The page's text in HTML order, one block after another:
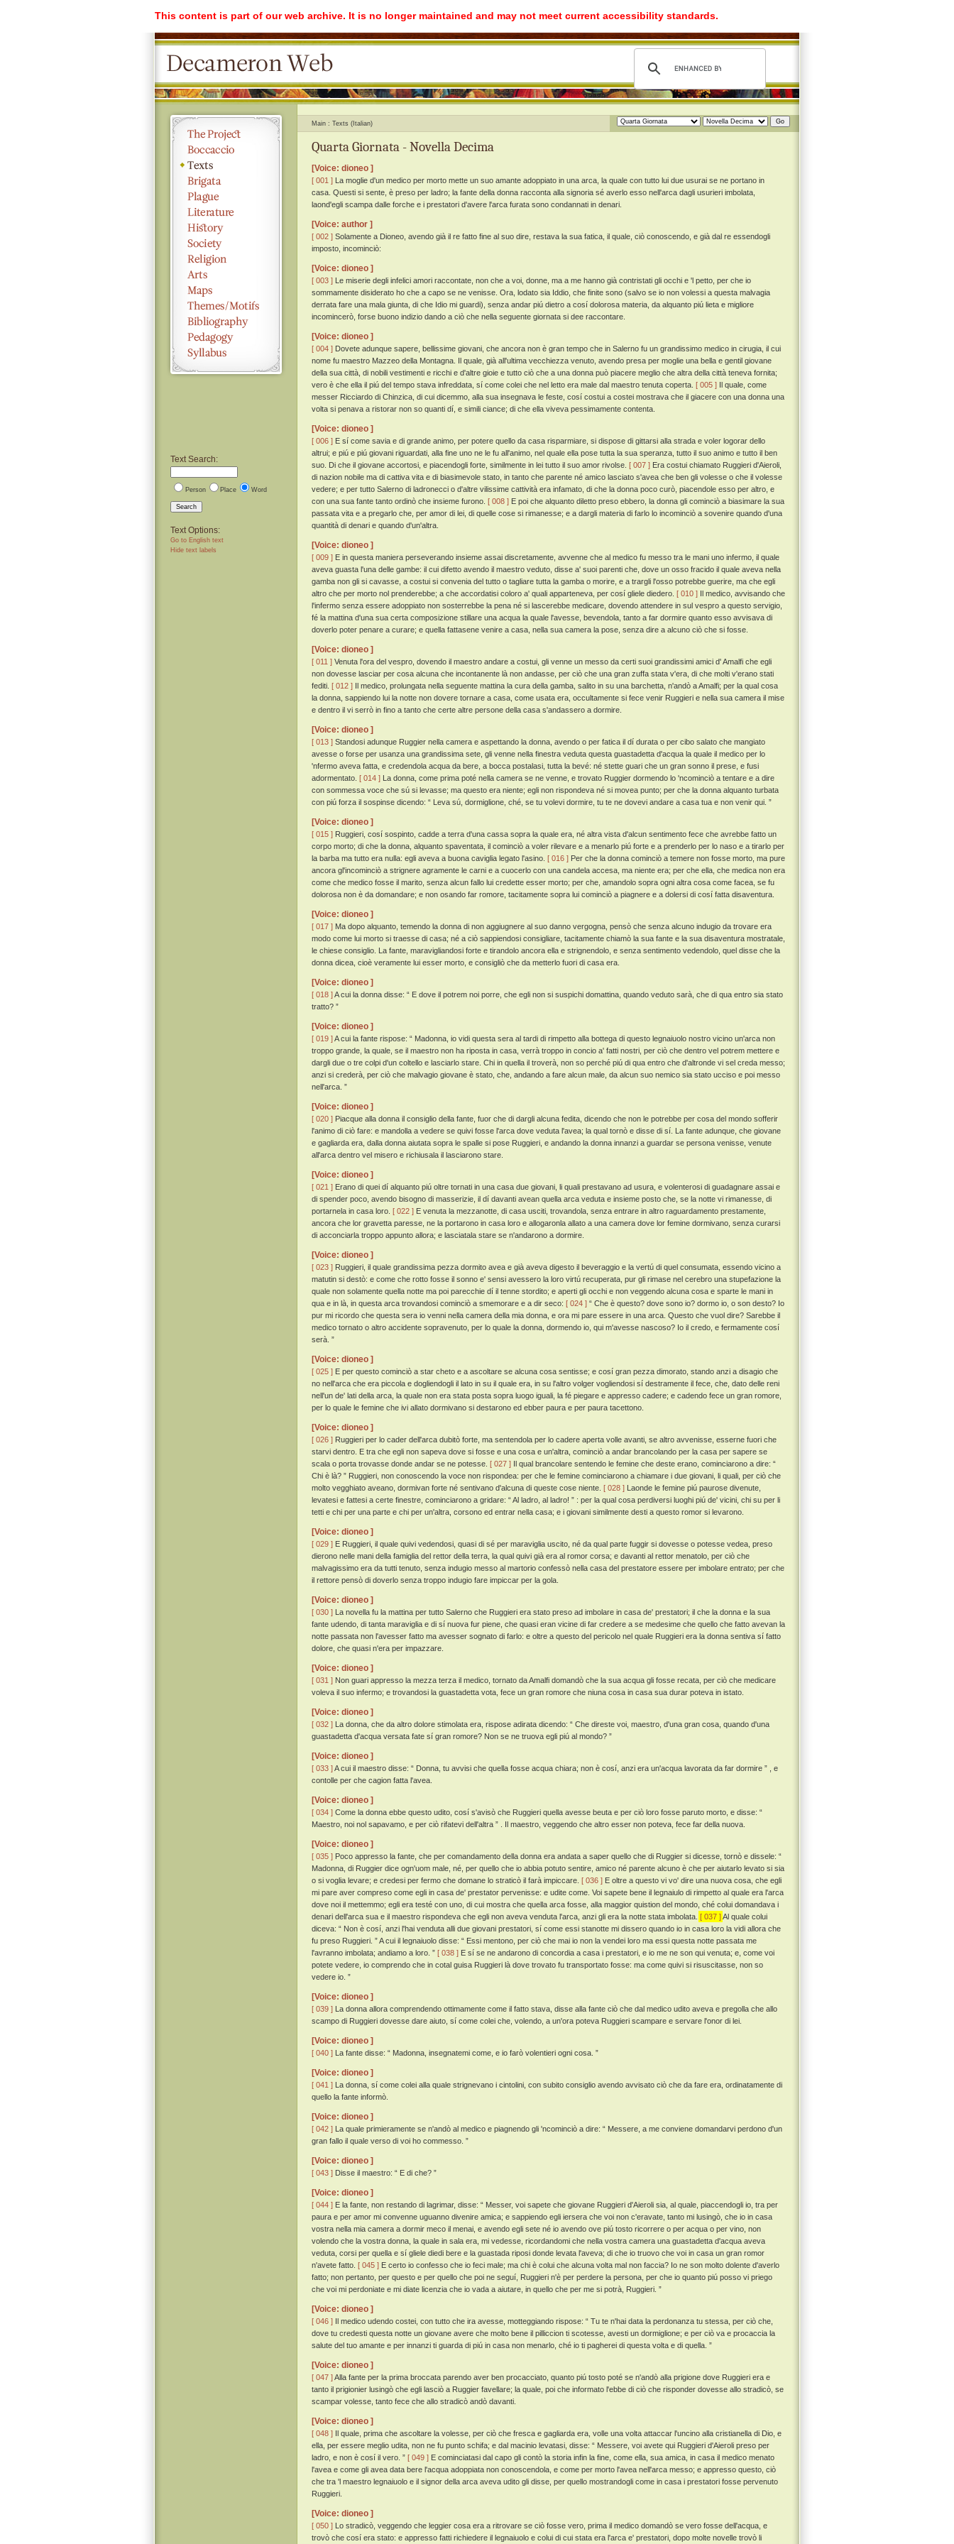
This content is part of our web archive. It is no longer maintained and may not meet current accessibility standards.
Text Search:
Person Place Word
Search
Text Options:
Go to English text
Hide text labels
Main Texts (Italian)
Quarta Giornata - Novella Decima
[Voice: dioneo ]
[ 001 ] La moglie d'un medico per morto mette un suo amante adoppiato in una arca, la quale con tutto lui due usurai se ne portano in
casa. Questi si sente, è preso per ladro; la fante della donna racconta alla signoria sé averlo esso nell'arca dagli usurieri imbolata,
laond'egli scampa dalle forche e i prestatori d'avere l'arca furata sono condannati in denari.
[Voice: author ]
[ 002 ] Solamente a Dioneo, avendo già il re fatto fine al suo dire, restava la sua fatica, il quale, ciò conoscendo, e già dal re essendogli
imposto, incominciò:
[Voice: dioneo ]
[ 003 ] Le miserie degli infelici amori raccontate, non che a voi, donne, ma a me hanno già contristati gli occhi e 'l petto, per che io
sommamente disiderato ho che a capo se ne venisse. Ora, lodato sia Iddio, che finite sono (salvo se io non volessi a questa malvagia
derrata fare una mala giunta, di che Idio mi guardi), senza andar piú dietro a cosí dolorosa materia, da alquanto piú lieta e migliore
incomincerò, forse buono indizio dando a ciò che nella seguente giornata si dee raccontare.
[Voice: dioneo ]
[ 004 ] Dovete adunque sapere, bellissime giovani, che ancora non è gran tempo che in Salerno fu un grandissimo medico in cirugia, il cui
nome fu maestro Mazzeo della Montagna. Il quale, già all'ultima vecchiezza venuto, avendo presa per moglie una bella e gentil giovane
della sua città, di nobili vestimenti e ricchi e d'altre gioie e tutto ciò che a una donna può piacere meglio che altra della città teneva fornita;
vero è che ella il piú del tempo stava infreddata, sí come colei che nel letto era male dal maestro tenuta coperta. [ 005 ] Il quale, come
messer Ricciardo di Chinzica, di cui dicemmo, alla sua insegnava le feste, cosí costui a costei mostrava che il giacere con una donna una
volta si penava a ristorar non so quanti dí, e simili ciance; di che ella viveva pessimamente contenta.
[Voice: dioneo ]
[ 006 ] E sí come savia e di grande animo, per potere quello da casa risparmiare, si dispose di gittarsi alla strada e voler logorar dello
altrui; e piú e piú giovani riguardati, alla fine uno ne le fu all'animo, nel quale ella pose tutta la sua speranza, tutto il suo animo e tutto il ben
suo. Di che il giovane accortosi, e piacendogli forte, similmente in lei tutto il suo amor rivolse. [ 007 ] Era costui chiamato Ruggieri d'Aieroli,
di nazion nobile ma di cattiva vita e di biasimevole stato, in tanto che parente né amico lasciato s'avea che ben gli volesse o che il volesse
vedere; e per tutto Salerno di ladronecci o d'altre vilissime cattività era infamato, di che la donna poco curò, piacendole esso per altro, e
con una sua fante tanto ordinò che insieme furono. [ 008 ] E poi che alquanto diletto preso ebbero, la donna gli cominciò a biasimare la sua
passata vita e a pregarlo che, per amor di lei, di quelle cose si rimanesse; e a dargli materia di farlo lo incominciò a sovenire quando d'una
quantità di denari e quando d'un'altra.
[Voice: dioneo ]
[ 009 ] E in questa maniera perseverando insieme assai discretamente, avvenne che al medico fu messo tra le mani uno infermo, il quale
aveva guasta l'una delle gambe: il cui difetto avendo il maestro veduto, disse a' suoi parenti che, dove un osso fracido il quale aveva nella
gamba non gli si cavasse, a costui si convenia del tutto o tagliare tutta la gamba o morire, e a trargli l'osso potrebbe guerire, ma che egli
altro che per morto nol prenderebbe; a che accordatisi coloro a' quali apparteneva, per cosí gliele diedero. [ 010 ] Il medico, avvisando che
l'infermo senza essere adoppiato non sosterrebbe la pena né si lascerebbe medicare, dovendo attendere in sul vespro a questo servigio,
fé la mattina d'una sua certa composizione stillare una acqua la quale l'avesse, bevendola, tanto a far dormire quanto esso avvisava di
doverlo poter penare a curare; e quella fattasene venire a casa, nella sua camera la pose, senza dire a alcuno ciò che si fosse.
[Voice: dioneo ]
[ 011 ] Venuta l'ora del vespro, dovendo il maestro andare a costui, gli venne un messo da certi suoi grandissimi amici d' Amalfi che egli
non dovesse lasciar per cosa alcuna che incontanente là non andasse, per ciò che una gran zuffa stata v'era, di che molti v'erano stati
fediti. [ 012 ] Il medico, prolungata nella seguente mattina la cura della gamba, salito in su una barchetta, n'andò a Amalfi; per la qual cosa
la donna, sappiendo lui la notte non dovere tornare a casa, come usata era, occultamente si fece venir Ruggieri e nella sua camera il mise
e dentro il vi serrò in fino a tanto che certe altre persone della casa s'andassero a dormire.
[Voice: dioneo ]
[ 013 ] Standosi adunque Ruggier nella camera e aspettando la donna, avendo o per fatica il dí durata o per cibo salato che mangiato
avesse o forse per usanza una grandissima sete, gli venne nella finestra veduta questa guastadetta d'acqua la quale il medico per lo
'nfermo aveva fatta, e credendola acqua da bere, a bocca postalasi, tutta la bevé: né stette guari che un gran sonno il prese, e fusi
adormentato. [ 014 ] La donna, come prima poté nella camera se ne venne, e trovato Ruggier dormendo lo 'ncominciò a tentare e a dire
con sommessa voce che sú si levasse; ma questo era niente; egli non rispondeva né si movea punto; per che la donna alquanto turbata
con piú forza il sospinse dicendo: “ Leva sú, dormiglione, ché, se tu volevi dormire, tu te ne dovevi andare a casa tua e non venir qui. ”
[Voice: dioneo ]
[ 015 ] Ruggieri, cosí sospinto, cadde a terra d'una cassa sopra la quale era, né altra vista d'alcun sentimento fece che avrebbe fatto un
corpo morto; di che la donna, alquanto spaventata, il cominciò a voler rilevare e a menarlo piú forte e a prenderlo per lo naso e a tirarlo per
la barba ma tutto era nulla: egli aveva a buona caviglia legato l'asino. [ 016 ] Per che la donna cominciò a temere non fosse morto, ma pure
ancora gl'incominciò a strignere agramente le carni e a cuocerlo con una candela accesa, ma niente era; per che ella, che medica non era
come che medico fosse il marito, senza alcun fallo lui credette esser morto; per che, amandolo sopra ogni altra cosa come facea, se fu
dolorosa non è da domandare; e non osando far romore, tacitamente sopra lui cominciò a piagnere e a dolersi di cosí fatta disaventura.
[Voice: dioneo ]
[ 017 ] Ma dopo alquanto, temendo la donna di non aggiugnere al suo danno vergogna, pensò che senza alcuno indugio da trovare era
modo come lui morto si traesse di casa; né a ciò sappiendosi consigliare, tacitamente chiamò la sua fante e la sua disaventura mostratale,
le chiese consiglio. La fante, maravigliandosi forte e tirandolo ancora ella e strignendolo, e senza sentimento vedendolo, quel disse che la
donna dicea, cioè veramente lui esser morto, e consigliò che da metterlo fuori di casa era.
[Voice: dioneo ]
[ 018 ]A cui la donna disse: “ E dove il potrem noi porre, che egli non si suspichi domattina, quando veduto sarà, che di qua entro sia stato
tratto? ”
[Voice: dioneo ]
[ 019 ]A cui la fante rispose: “ Madonna, io vidi questa sera al tardi di rimpetto alla bottega di questo legnaiuolo nostro vicino un'arca non
troppo grande, la quale, se il maestro non ha riposta in casa, verrà troppo in concio a' fatti nostri, per ciò che dentro vel potrem mettere e
dargli due o tre colpi d'un coltello e lasciarlo stare. Chi in quella il troverà, non so perché piú di qua entro che d'altronde vi sel creda messo;
anzi si crederà, per ciò che malvagio giovane è stato, che, andando a fare alcun male, da alcun suo nemico sia stato ucciso e poi messo
nell'arca. ”
[Voice: dioneo ]
[ 020 ] Piacque alla donna il consiglio della fante, fuor che di dargli alcuna fedita, dicendo che non le potrebbe per cosa del mondo sofferir
l'animo di ciò fare: e mandolla a vedere se quivi fosse l'arca dove veduta l'avea; la qual tornò e disse di sí. La fante adunque, che giovane
e gagliarda era, dalla donna aiutata sopra le spalle si pose Ruggieri, e andando la donna innanzi a guardar se persona venisse, venute
all'arca dentro vel misero e richiusala il lasciarono stare.
[Voice: dioneo ]
[ 021 ] Erano di quei dí alquanto piú oltre tornati in una casa due giovani, li quali prestavano ad usura, e volenterosi di guadagnare assai e
di spender poco, avendo bisogno di masserizie, il dí davanti avean quella arca veduta e insieme posto che, se la notte vi rimanesse, di
portarnela in casa loro. [ 022 ] E venuta la mezzanotte, di casa usciti, trovandola, senza entrare in altro raguardamento prestamente,
ancora che lor gravetta paresse, ne la portarono in casa loro e allogaronla allato a una camera dove lor femine dormivano, senza curarsi
di acconciarla troppo appunto allora; e lasciatala stare se n'andarono a dormire.
[Voice: dioneo ]
[ 023 ] Ruggieri, il quale grandissima pezza dormito avea e già aveva digesto il beveraggio e la vertú di quel consumata, essendo vicino a
matutin si destò: e come che rotto fosse il sonno e' sensi avessero la loro virtú recuperata, pur gli rimase nel cerebro una stupefazione la
quale non solamente quella notte ma poi parecchie dí il tenne stordito; e aperti gli occhi e non veggendo alcuna cosa e sparte le mani in
qua e in là, in questa arca trovandosi cominciò a smemorare e a dir seco: [ 024 ] “ Che è questo? dove sono io? dormo io, o son desto? Io
pur mi ricordo che questa sera io venni nella camera della mia donna, e ora mi pare essere in una arca. Questo che vuol dire? Sarebbe il
medico tornato o altro accidente sopravenuto, per lo quale la donna, dormendo io, qui m'avesse nascoso? Io il credo, e fermamente cosí
serà. ”
[Voice: dioneo ]
[ 025 ] E per questo cominciò a star cheto e a ascoltare se alcuna cosa sentisse; e cosí gran pezza dimorato, stando anzi a disagio che
no nell'arca che era piccola e dogliendogli il lato in su il quale era, in su l'altro volger vogliendosi sí destramente il fece, che, dato delle reni
nell'un de' lati della arca, la quale non era stata posta sopra luogo iguali, la fé piegare e appresso cadere; e cadendo fece un gran romore,
per lo quale le femine che ivi allato dormivano si destarono ed ebber paura e per paura tacettono.
[Voice: dioneo ]
[ 026 ] Ruggieri per lo cader dell'arca dubitò forte, ma sentendola per lo cadere aperta volle avanti, se altro avvenisse, esserne fuori che
starvi dentro. E tra che egli non sapeva dove si fosse e una cosa e un'altra, cominciò a andar brancolando per la casa per sapere se
scala o porta trovasse donde andar se ne potesse. [ 027 ] Il qual brancolare sentendo le femine che deste erano, cominciarono a dire: “
Chi è là? ” Ruggieri, non conoscendo la voce non rispondea: per che le femine cominciarono a chiamare i due giovani, li quali, per ciò che
molto vegghiato aveano, dormivan forte né sentivano d'alcuna di queste cose niente. [ 028 ] Laonde le femine piú paurose divenute,
levatesi e fattesi a certe finestre, cominciarono a gridare: “ Al ladro, al ladro! ” : per la qual cosa perdiversi luoghi piú de' vicini, chi su per li
tetti e chi per una parte e chi per un'altra, corsono ed entrar nella casa; e i giovani similmente desti a questo romor si levarono.
[Voice: dioneo ]
[ 029 ] E Ruggieri, il quale quivi vedendosi, quasi di sé per maraviglia uscito, né da qual parte fuggir si dovesse o potesse vedea, preso
dierono nelle mani della famiglia del rettor della terra, la qual quivi già era al romor corsa; e davanti al rettor menatolo, per ciò che
malvagissimo era da tutti tenuto, senza indugio messo al martorio confessò nella casa del prestatore essere per imbolare entrato; per che
il rettore pensò di doverlo senza troppo indugio fare impiccar per la gola.
[Voice: dioneo ]
[ 030 ] La novella fu la mattina per tutto Salerno che Ruggieri era stato preso ad imbolare in casa de' prestatori; il che la donna e la sua
fante udendo, di tanta maraviglia e di sí nuova fur piene, che quasi eran vicine di far credere a se medesime che quello che fatto avevan la
notte passata non l'avesser fatto ma avesser sognato di farlo: e oltre a questo del pericolo nel quale Ruggieri era la donna sentiva sí fatto
dolore, che quasi n'era per impazzare.
[Voice: dioneo ]
[ 031 ] Non guari appresso la mezza terza il medico, tornato da Amalfi domandò che la sua acqua gli fosse recata, per ciò che medicare
voleva il suo infermo; e trovandosi la guastadetta vota, fece un gran romore che niuna cosa in casa sua durar poteva in istato.
[Voice: dioneo ]
[ 032 ] La donna, che da altro dolore stimolata era, rispose adirata dicendo: “ Che direste voi, maestro, d'una gran cosa, quando d'una
guastadetta d'acqua versata fate sí gran romore? Non se ne truova egli piú al mondo? ”
[Voice: dioneo ]
[ 033 ]A cui il maestro disse: “ Donna, tu avvisi che quella fosse acqua chiara; non è cosí, anzi era un'acqua lavorata da far dormire ” , e
contolle per che cagion fatta l'avea.
[Voice: dioneo ]
[ 034 ] Come la donna ebbe questo udito, cosí s'avisò che Ruggieri quella avesse beuta e per ciò loro fosse paruto morto, e disse: “
Maestro, noi nol sapavamo, e per ciò rifatevi dell'altra ” . Il maestro, veggendo che altro esser non poteva, fece far della nuova.
[Voice: dioneo ]
[ 035 ] Poco appresso la fante, che per comandamento della donna era andata a saper quello che di Ruggier si dicesse, tornò e dissele: “
Madonna, di Ruggier dice ogn'uom male, né, per quello che io abbia potuto sentire, amico né parente alcuno è che per aiutarlo levato si sia
o si voglia levare; e credesi per fermo che domane lo straticò il farà impiccare. [ 036 ] E oltre a questo vi vo' dire una nuova cosa, che egli
mi pare aver compreso come egli in casa de' prestator pervenisse: e udite come. Voi sapete bene il legnaiulo di rimpetto al quale era l'arca
dove noi il mettemmo; egli era testé con uno, di cui mostra che quella arca fosse, alla maggior quistion del mondo, ché colui domandava i
denari dell'arca sua e il maestro rispondeva che egli non aveva venduta l'arca, anzi gli era la notte stata imbolata. [ 037 ]Al quale colui
diceva: “ Non è cosí, anzi l'hai venduta alli due giovani prestatori, sí come essi stanotte mi dissero quando io in casa loro la vidi allora che
fu preso Ruggieri. ” A cui il legnaiuolo disse: “ Essi mentono, per ciò che mai io non la vendei loro ma essi questa notte passata me
l'avranno imbolata; andiamo a loro. ” [ 038 ] E sí se ne andarono di concordia a casa i prestatori, e io me ne son qui venuta; e, come voi
potete vedere, io comprendo che in cotal guisa Ruggieri là dove trovato fu transportato fosse: ma come quivi si risuscitasse, non so
vedere io. ”
[Voice: dioneo ]
[ 039 ] La donna allora comprendendo ottimamente come il fatto stava, disse alla fante ciò che dal medico udito aveva e pregolla che allo
scampo di Ruggieri dovesse dare aiuto, sí come colei che, volendo, a un'ora poteva Ruggieri scampare e servare l'onor di lei.
[Voice: dioneo ]
[ 040 ] La fante disse: “ Madonna, insegnatemi come, e io farò volentieri ogni cosa. ”
[Voice: dioneo ]
[ 041 ] La donna, sí come colei alla quale strignevano i cintolini, con subito consiglio avendo avvisato ciò che da fare era, ordinatamente di
quello la fante informò.
[Voice: dioneo ]
[ 042 ] La quale primieramente se n'andò al medico e piagnendo gli 'ncominciò a dire: “ Messere, a me conviene domandarvi perdono d'un
gran fallo il quale verso di voi ho commesso. ”
[Voice: dioneo ]
[ 043 ] Disse il maestro: “ E di che? ”
[Voice: dioneo ]
[ 044 ] E la fante, non restando di lagrimar, disse: “ Messer, voi sapete che giovane Ruggieri d'Aieroli sia, al quale, piaccendogli io, tra per
paura e per amor mi convenne uguanno divenire amica; e sappiendo egli iersera che voi non c'eravate, tanto mi lusingò, che io in casa
vostra nella mia camera a dormir meco il menai, e avendo egli sete né io avendo ove piú tosto ricorrere o per acqua o per vino, non
volendo che la vostra donna, la quale in sala era, mi vedesse, ricordandomi che nella vostra camera una guastadetta d'acqua aveva
veduta, corsi per quella e sí gliele diedi bere e la guastada riposi donde levata l'aveva; di che io truovo che voi in casa un gran romor
n'avete fatto. [ 045 ] E certo io confesso che io feci male; ma chi è colui che alcuna volta mal non faccia? Io ne son molto dolente d'averlo
fatto; non pertanto, per questo e per quello che poi ne seguí, Ruggieri n'è per perdere la persona, per che io quanto piú posso vi priego
che voi mi perdoniate e mi diate licenzia che io vada a aiutare, in quello che per me si potrà, Ruggieri. ”
[Voice: dioneo ]
[ 046 ] Il medico udendo costei, con tutto che ira avesse, motteggiando rispose: “ Tu te n'hai data la perdonanza tu stessa, per ciò che,
dove tu credesti questa notte un giovane avere che molto bene il pilliccion ti scotesse, avesti un dormiglione; e per ciò va e procaccia la
salute del tuo amante e per innanzi ti guarda di piú in casa non menarlo, ché io ti pagherei di questa volta e di quella. ”
[Voice: dioneo ]
[ 047 ]Alla fante per la prima broccata parendo aver ben procacciato, quanto piú tosto poté se n'andò alla prigione dove Ruggieri era e
tanto il prigionier lusingò che egli lasciò a Ruggier favellare; la quale, poi che informato l'ebbe di ciò che risponder dovesse allo stradicò, se
scampar volesse, tanto fece che allo stradicò andò davanti.
[Voice: dioneo ]
[ 048 ] Il quale, prima che ascoltare la volesse, per ciò che fresca e gagliarda era, volle una volta attaccar l'uncino alla cristianella di Dio, e
ella, per essere meglio udita, non ne fu punto schifa; e dal macinio levatasi, disse: “ Messere, voi avete qui Ruggieri d'Aieroli preso per
ladro, e non è cosí il vero. ” [ 049 ] E cominciatasi dal capo gli contò la storia infin la fine, come ella, sua amica, in casa il medico menato
l'avea e come gli avea data bere l'acqua adoppiata non conoscendola, e come per morto l'avea nell'arca messo; e appresso questo, ciò
che tra 'l maestro legnaiuolo e il signor della arca aveva udito gli disse, per quello mostrandogli come in casa i prestatori fosse pervenuto
Ruggieri.
[Voice: dioneo ]
[ 050 ] Lo stradicò, veggendo che leggier cosa era a ritrovare se ciò fosse vero, prima il medico domandò se vero fosse dell'acqua, e
trovò che cosí era stato: e appresso fatti richiedere il legnaiuolo e colui di cui stata era l'arca e' prestatori, dopo molte novelle trovò li